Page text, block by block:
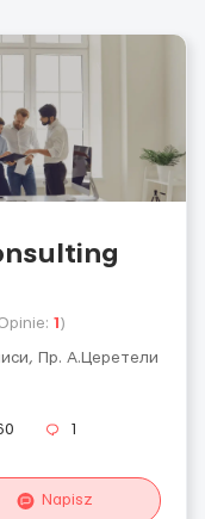
1 )
Пр. А.Церетели
1
Napisz